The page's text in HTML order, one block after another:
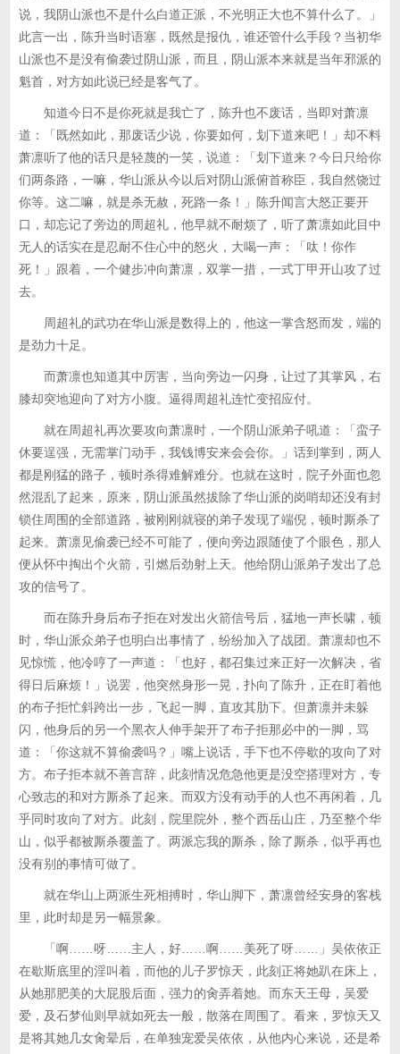
说，我阴山派也不是什么白道正派，不光明正大也不算什么了。」
此言一出，陈升当时语塞，既然是报仇，谁还管什么手段？当初华
山派也不是没有偷袭过阴山派，而且，阴山派本来就是当年邪派的
魁首，对方如此说已经是客气了。
知道今日不是你死就是我亡了，陈升也不废话，当即对萧凛
道：「既然如此，那废话少说，你要如何，划下道来吧！」却不料
萧凛听了他的话只是轻蔑的一笑，说道：「划下道来？今日只给你
们两条路，一嘛，华山派从今以后对阴山派俯首称臣，我自然饶过
你等。这二嘛，就是杀无赦，死路一条！」陈升闻言大怒正要开
口，却忘记了旁边的周超礼，他早就不耐烦了，听了萧凛如此目中
无人的话实在是忍耐不住心中的怒火，大喝一声：「呔！你作
死！」跟着，一个健步冲向萧凛，双掌一措，一式丁甲开山攻了过
去。
周超礼的武功在华山派是数得上的，他这一掌含怒而发，端的
是劲力十足。
而萧凛也知道其中厉害，当向旁边一闪身，让过了其掌风，右
膝却突地迎向了对方小腹。逼得周超礼连忙变招应付。
就在周超礼再次要攻向萧凛时，一个阴山派弟子吼道：「蛮子
休要逞强，无需掌门动手，我钱博安来会会你。」话到掌到，两人
都是刚猛的路子，顿时杀得难解难分。也就在这时，院子外面也忽
然混乱了起来，原来，阴山派虽然拔除了华山派的岗哨却还没有封
锁住周围的全部道路，被刚刚就寝的弟子发现了端倪，顿时厮杀了
起来。萧凛见偷袭已经不可能了，便向旁边跟随使了个眼色，那人
便从怀中掏出个火箭，引燃后劲射上天。他给阴山派弟子发出了总
攻的信号了。
而在陈升身后布子拒在对发出火箭信号后，猛地一声长啸，顿
时，华山派众弟子也明白出事情了，纷纷加入了战团。萧凛却也不
见惊慌，他冷哼了一声道：「也好，都召集过来正好一次解决，省
得日后麻烦！」说罢，他突然身形一晃，扑向了陈升，正在盯着他
的布子拒忙斜跨出一步，飞起一脚，直攻其肋下。但萧凛并未躲
闪，他身后的另一个黑衣人伸手架开了布子拒那必中的一脚，骂
道：「你这就不算偷袭吗？」嘴上说话，手下也不停歇的攻向了对
方。布子拒本就不善言辞，此刻情况危急他更是没空搭理对方，专
心致志的和对方厮杀了起来。而双方没有动手的人也不再闲着，几
乎同时攻向了对方。此刻，院里院外，整个西岳山庄，乃至整个华
山，似乎都被厮杀覆盖了。两派忘我的厮杀，除了厮杀，似乎再也
没有别的事情可做了。
就在华山上两派生死相搏时，华山脚下，萧凛曾经安身的客栈
里，此时却是另一幅景象。
「啊……呀……主人，好……啊……美死了呀……」吴依依正
在歇斯底里的淫叫着，而他的儿子罗惊天，此刻正将她趴在床上，
从她那肥美的大屁股后面，强力的肏弄着她。而东天王母，吴爱
爱，及石梦仙则早就如死去一般，散落在周围了。看来，罗惊天又
是将其她几女肏晕后，在单独宠爱吴依依，从他内心来说，还是希